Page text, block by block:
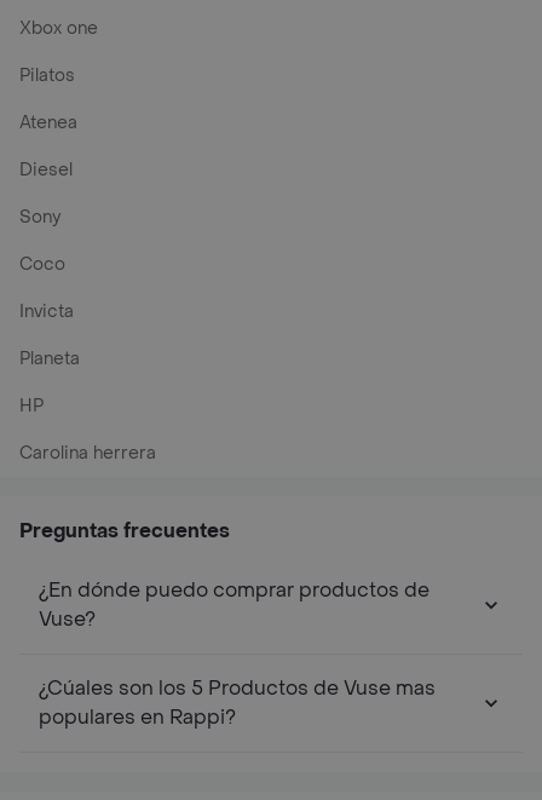
Xbox one
Pilatos
Atenea
Diesel
Sony
Coco
Invicta
Planeta
HP
Carolina herrera
Preguntas frecuentes
¿En dónde puedo comprar productos de
Vuse?
¿Cúales son los 5 Productos de Vuse mas
populares en Rappi?